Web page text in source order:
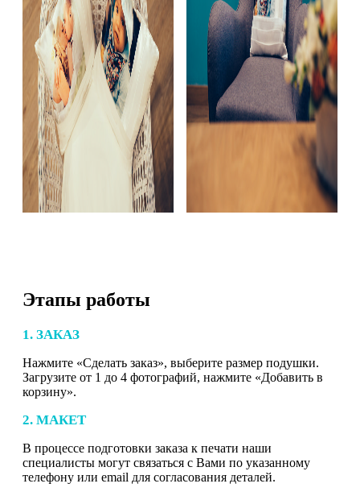
Этапы работы
1. ЗАКАЗ
Нажмите «Сделать заказ», выберите размер подушки.
Загрузите от 1 до 4 фотографий, нажмите «Добавить в
корзину».
2. МАКЕТ
В процессе подготовки заказа к печати наши
специалисты могут связаться с Вами по указанному
телефону или email для согласования деталей.